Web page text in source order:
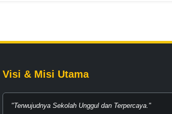
Visi & Misi Utama
"Terwujudnya Sekolah Unggul dan Terpercaya."